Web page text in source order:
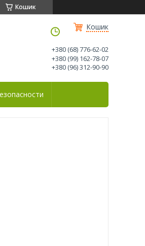
Кошик
Кошик
+380 (68) 776-62-02
+380 (99) 162-78-07
+380 (96) 312-90-90